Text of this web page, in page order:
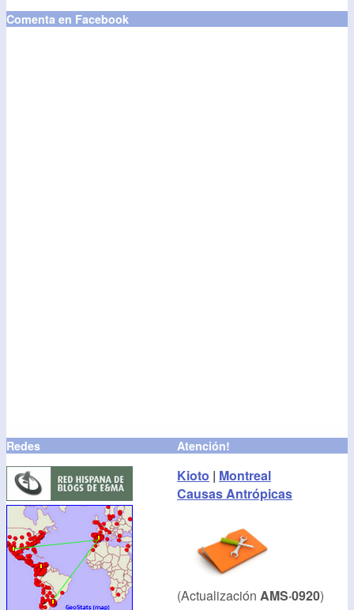
Comenta en Facebook
Redes Atención!
Kioto | Montreal
Causas Antrópicas
(Actualización AMS·0920)